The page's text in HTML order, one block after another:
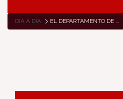
DÍA A DÍA EL DEPARTAMENTO DE EDUCACIÓN CONVOCA LOS PREMIOS EXTRAORDINARIOS DE ESO 2021-2022